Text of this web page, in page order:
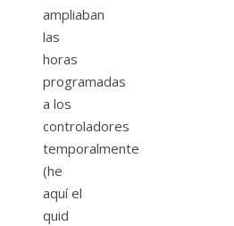
ampliaban
las
horas
programadas
a los
controladores
temporalmente
(he
aquí el
quid